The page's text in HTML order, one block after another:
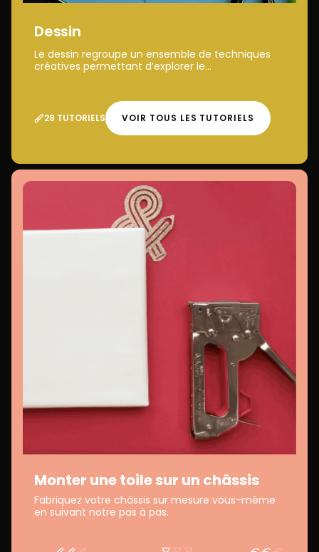
Dessin
Le dessin regroupe un ensemble de techniques
créatives permettant d’explorer le...
28 TUTORIELS VOIR TOUS LES TUTORIELS
Monter une toile sur un châssis
Fabriquez votre châssis sur mesure vous-même
en suivant notre pas à pas.